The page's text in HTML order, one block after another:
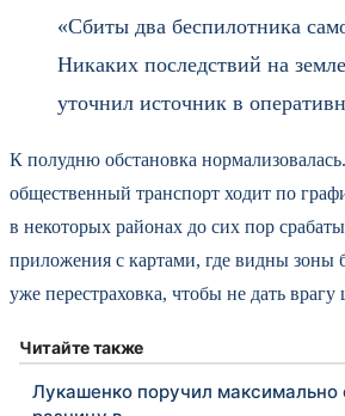
«Сбиты два беспилотника
Никаких последствий на
уточнил источник в
К полудню обстановка
общественный транспорт ходит по
в некоторых районах до сих пор
приложения с картами, где видны зоны
уже перестраховка, чтобы не дать врагу
Читайте также
Лукашенко поручил максимально